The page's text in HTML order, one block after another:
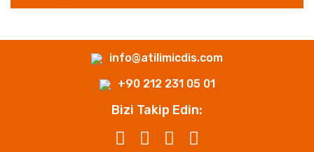
info@atilimicdis.com
+90 212 231 05 01
Bizi Takip Edin: